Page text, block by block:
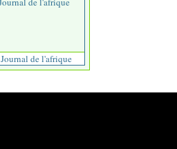
Journal de l'afrique